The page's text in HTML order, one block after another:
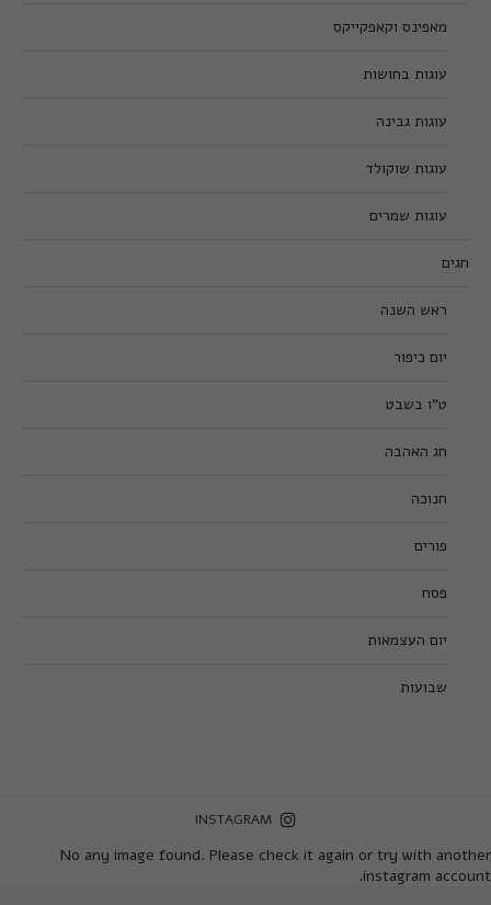
מאפינס וקאפקייקס
עוגות בחושות
עוגות גבינה
עוגות שוקולד
עוגות שמרים
חגים
ראש השנה
יום כיפור
ט”ו בשבט
חג האהבה
חנוכה
פורים
פסח
יום העצמאות
שבועות
INSTAGRAM
No any image found. Please check it again or try with another
instagram account.